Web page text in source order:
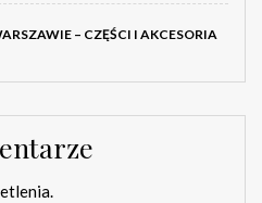
– CZĘŚCI I AKCESORIA